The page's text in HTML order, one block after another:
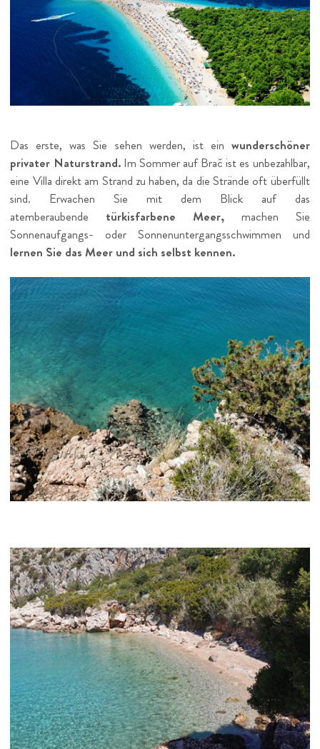
Das erste, was Sie sehen werden, ist ein wunderschöner
privater Naturstrand.Im Sommer auf Brač ist es unbezahlbar,
eine Villa direkt am Strand zu haben, da die Strände oft überfüllt
sind. Erwachen Sie mit dem Blick auf das
atemberaubende türkisfarbene Meer, machen Sie
Sonnenaufgangs- oder Sonnenuntergangsschwimmen und
lernen Sie das Meer und sich selbst kennen.